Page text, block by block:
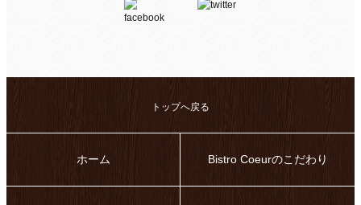
トップへ戻る
ホーム Bistro Coeurのこだわり